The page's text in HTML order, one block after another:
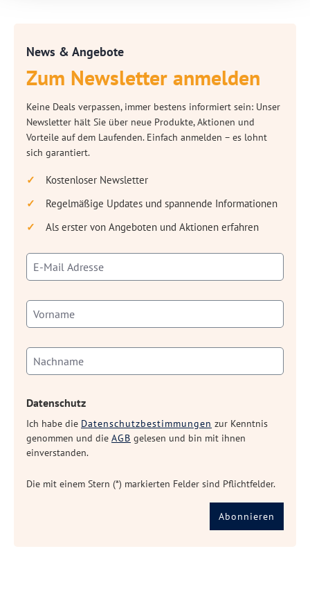
News & Angebote
Zum Newsletter anmelden
Keine Deals verpassen, immer bestens informiert sein: Unser
Newsletter hält Sie über neue Produkte, Aktionen und
Vorteile auf dem Laufenden. Einfach anmelden – es lohnt
sich garantiert.
Kostenloser Newsletter
Regelmäßige Updates und spannende Informationen
Als erster von Angeboten und Aktionen erfahren
Datenschutz
Ich habe die Datenschutzbestimmungen zur Kenntnis
genommen und die AGB gelesen und bin mit ihnen
einverstanden.
Die mit einem Stern (*) markierten Felder sind Pflichtfelder.
Abonnieren